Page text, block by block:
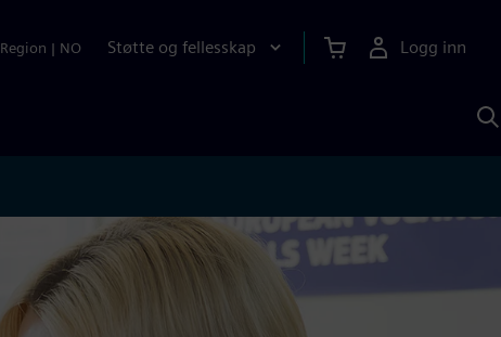
Region | NO Støtte og fellesskap Logg inn